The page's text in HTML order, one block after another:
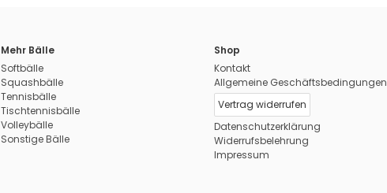
Mehr Bälle
Softbälle
Squashbälle
Tennisbälle
Tischtennisbälle
Volleybälle
Sonstige Bälle
Shop
Kontakt
Allgemeine Geschäftsbedingungen
Vertrag widerrufen
Datenschutzerklärung
Widerrufsbelehrung
Impressum